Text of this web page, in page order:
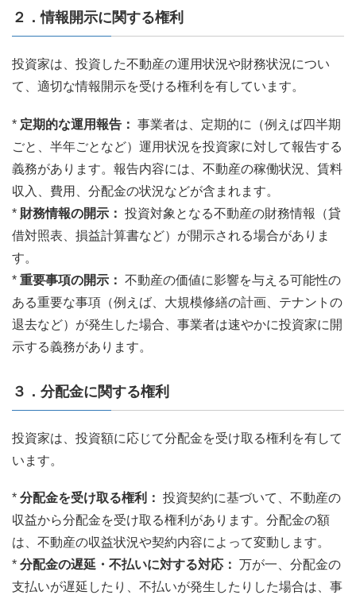
２．情報開示に関する権利
投資家は、投資した不動産の運用状況や財務状況につい
て、適切な情報開示を受ける権利を有しています。
* 定期的な運用報告： 事業者は、定期的に（例えば四半期
ごと、半年ごとなど）運用状況を投資家に対して報告する
義務があります。報告内容には、不動産の稼働状況、賃料
収入、費用、分配金の状況などが含まれます。
* 財務情報の開示： 投資対象となる不動産の財務情報（貸
借対照表、損益計算書など）が開示される場合がありま
す。
* 重要事項の開示： 不動産の価値に影響を与える可能性の
ある重要な事項（例えば、大規模修繕の計画、テナントの
退去など）が発生した場合、事業者は速やかに投資家に開
示する義務があります。
３．分配金に関する権利
投資家は、投資額に応じて分配金を受け取る権利を有して
います。
* 分配金を受け取る権利： 投資契約に基づいて、不動産の
収益から分配金を受け取る権利があります。分配金の額
は、不動産の収益状況や契約内容によって変動します。
* 分配金の遅延・不払いに対する対応： 万が一、分配金の
支払いが遅延したり、不払いが発生したりした場合は、事